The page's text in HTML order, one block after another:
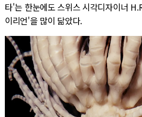
타'는 한눈에도 스위스 시각디자이너
이리언'을 많이 닮았다.